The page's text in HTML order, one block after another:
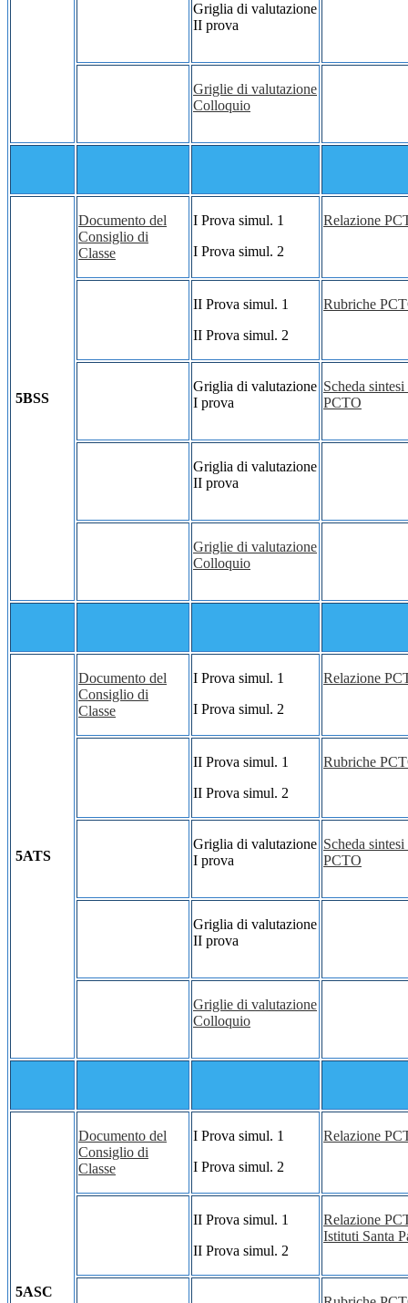
Griglia di valutazione
II prova
Griglie di valutazione
Colloquio
5BSS
Documento del
Consiglio di
Classe
I Prova simul. 1
I Prova simul. 2
Relazione
II Prova simul. 1
II Prova simul. 2
Rubriche
Griglia di valutazione
I prova
Scheda
PCTO
Griglia di valutazione
II prova
Griglie di valutazione
Colloquio
5ATS
Documento del
Consiglio di
Classe
I Prova simul. 1
I Prova simul. 2
Relazione
II Prova simul. 1
II Prova simul. 2
Rubriche
Griglia di valutazione
I prova
Scheda
PCTO
Griglia di valutazione
II prova
Griglie di valutazione
Colloquio
5ASC
Documento del
Consiglio di
Classe
I Prova simul. 1
I Prova simul. 2
Relazione
II Prova simul. 1
II Prova simul. 2
Relazione
Istituti Santa